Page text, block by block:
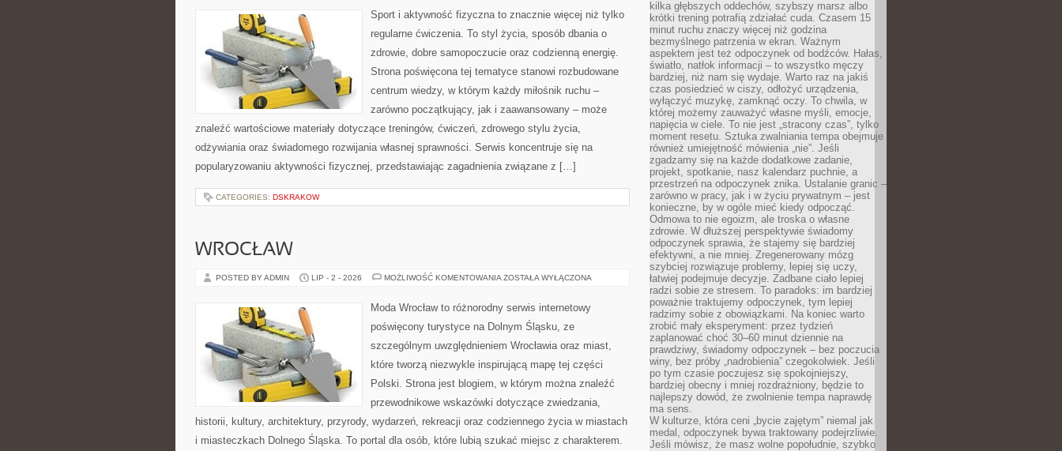
Sport i aktywność fizyczna to znacznie więcej niż tylko
regularne ćwiczenia. To styl życia, sposób dbania o
zdrowie, dobre samopoczucie oraz codzienną energię.
Strona poświęcona tej tematyce stanowi rozbudowane
centrum wiedzy, w którym każdy miłośnik ruchu –
zarówno początkujący, jak i zaawansowany – może
znaleźć wartościowe materiały dotyczące treningów, ćwiczeń, zdrowego stylu życia,
odżywiania oraz świadomego rozwijania własnej sprawności. Serwis koncentruje się na
popularyzowaniu aktywności fizycznej, przedstawiając zagadnienia związane z […]
CATEGORIES: DSKRAKOW
WROCŁAW
POSTED BY ADMIN LIP - 2 - 2026 MOŻLIWOŚĆ KOMENTOWANIA WROCŁAW
ZOSTAŁA WYŁĄCZONA
Moda Wrocław to różnorodny serwis internetowy
poświęcony turystyce na Dolnym Śląsku, ze
szczególnym uwzględnieniem Wrocławia oraz miast,
które tworzą niezwykle inspirującą mapę tej części
Polski. Strona jest blogiem, w którym można znaleźć
przewodnikowe wskazówki dotyczące zwiedzania,
historii, kultury, architektury, przyrody, wydarzeń, rekreacji oraz codziennego życia w miastach
i miasteczkach Dolnego Śląska. To portal dla osób, które lubią szukać miejsc z charakterem.
kilka głębszych oddechów, szybszy marsz albo
krótki trening potrafią zdziałać cuda. Czasem 15
minut ruchu znaczy więcej niż godzina
bezmyślnego patrzenia w ekran. Ważnym
aspektem jest też odpoczynek od bodźców. Hałas,
światło, natłok informacji – to wszystko męczy
bardziej, niż nam się wydaje. Warto raz na jakiś
czas posiedzieć w ciszy, odłożyć urządzenia,
wyłączyć muzykę, zamknąć oczy. To chwila, w
której możemy zauważyć własne myśli, emocje,
napięcia w ciele. To nie jest „stracony czas”, tylko
moment resetu. Sztuka zwalniania tempa obejmuje
również umiejętność mówienia „nie”. Jeśli
zgadzamy się na każde dodatkowe zadanie,
projekt, spotkanie, nasz kalendarz puchnie, a
przestrzeń na odpoczynek znika. Ustalanie granic –
zarówno w pracy, jak i w życiu prywatnym – jest
konieczne, by w ogóle mieć kiedy odpocząć.
Odmowa to nie egoizm, ale troska o własne
zdrowie. W dłuższej perspektywie świadomy
odpoczynek sprawia, że stajemy się bardziej
efektywni, a nie mniej. Zregenerowany mózg
szybciej rozwiązuje problemy, lepiej się uczy,
łatwiej podejmuje decyzje. Zadbane ciało lepiej
radzi sobie ze stresem. To paradoks: im bardziej
poważnie traktujemy odpoczynek, tym lepiej
radzimy sobie z obowiązkami. Na koniec warto
zrobić mały eksperyment: przez tydzień
zaplanować choć 30–60 minut dziennie na
prawdziwy, świadomy odpoczynek – bez poczucia
winy, bez próby „nadrobienia” czegokolwiek. Jeśli
po tym czasie poczujesz się spokojniejszy,
bardziej obecny i mniej rozdrażniony, będzie to
najlepszy dowód, że zwolnienie tempa naprawdę
ma sens.
W kulturze, która ceni „bycie zajętym” niemal jak
medal, odpoczynek bywa traktowany podejrzliwie.
Jeśli mówisz, że masz wolne popołudnie, szybko